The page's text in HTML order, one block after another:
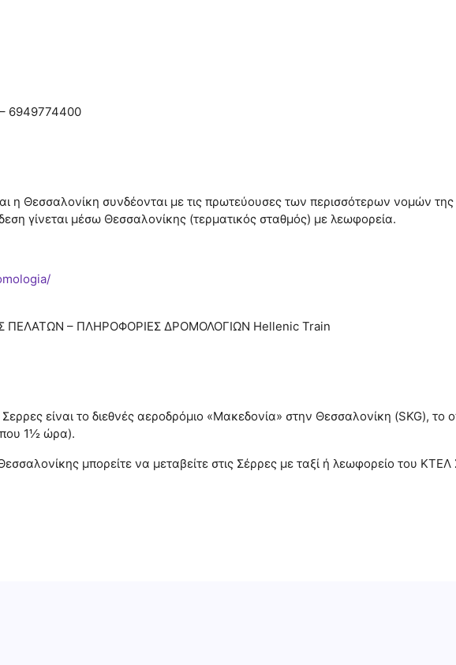
6949774400
η Θεσσαλονίκη συνδέονται με τις πρωτεύουσες των περισσότερων νομών
γίνεται μέσω Θεσσαλονίκης (τερματικός σταθμός) με λεωφορεία.
ΠΕΛΑΤΩΝ – ΠΛΗΡΟΦΟΡΙΕΣ ΔΡΟΜΟΛΟΓΙΩΝ Hellenic Train
είναι το διεθνές αεροδρόμιο «Μακεδονία» στην Θεσσαλονίκη (SKG), το
1½ ώρα).
μπορείτε να μεταβείτε στις Σέρρες με ταξί ή λεωφορείο του